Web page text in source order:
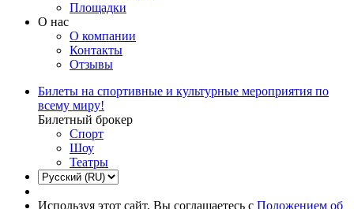
Площадки
О нас
О компании
Контакты
Отзывы
Билеты на спортивные и культурные мероприятия по
всему миру!
Билетный брокер
Спорт
Шоу
Театры
Используя этот сайт, Вы соглашаетесь с Положением об